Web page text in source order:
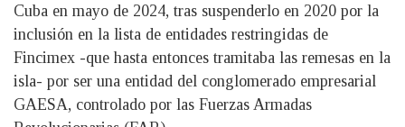
Cuba en mayo de 2024, tras suspenderlo en 2020 por la
inclusión en la lista de entidades restringidas de
Fincimex -que hasta entonces tramitaba las remesas en la
isla- por ser una entidad del conglomerado empresarial
GAESA, controlado por las Fuerzas Armadas